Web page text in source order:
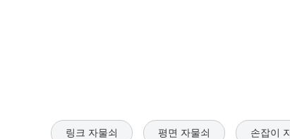
링크 자물쇠 평면 자물쇠 손잡이